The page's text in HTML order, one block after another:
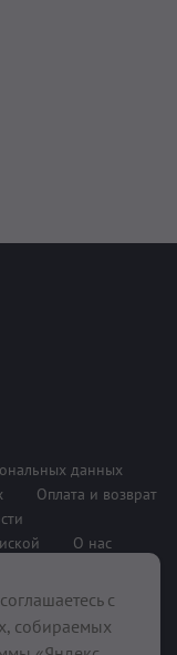
данных
Оплата и возврат
О нас
с
собираемых